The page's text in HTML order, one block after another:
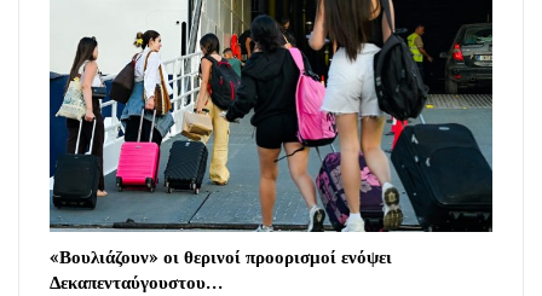
«Βουλιάζουν» οι θερινοί προορισμοί ενόψει
Δεκαπενταύγουστου…